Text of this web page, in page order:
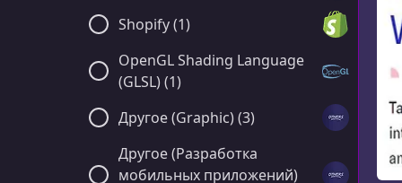
Shopify (1)
OpenGL Shading Language
(GLSL) (1)
Другое (Graphic) (3)
Другое (Разработка
мобильных приложений)